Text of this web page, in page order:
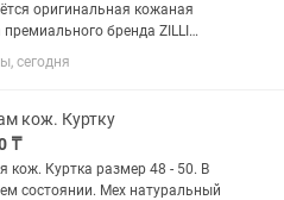
оригинальная кожаная
премиального бренда ZILLI
100% подлинник,
качество кожи и
за 10 000 $, состояние как
сегодня
кож. Куртку
₸
кож. Куртка размер 48 - 50. В
состоянии. Мех натуральный